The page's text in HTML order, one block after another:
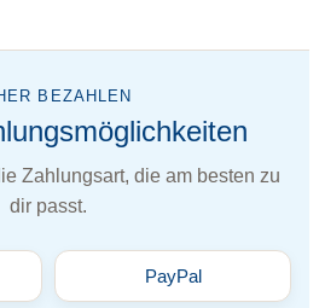
BEZAHLEN
Zahlungsart, die am besten zu
dir passt.
PayPal